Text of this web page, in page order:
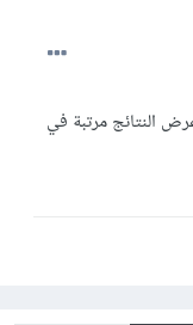
النتائج مرتبة في